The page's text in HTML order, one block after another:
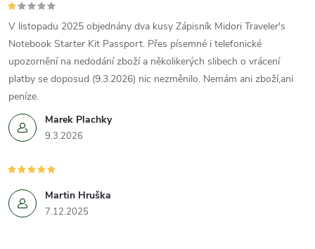
Marek Plachky
9.3.2026
V listopadu 2025 objednány dva kusy Zápisník Midori Traveler's
Notebook Starter Kit Passport. Přes písemné i telefonické
upozornění na nedodání zboží a několikerých slibech o vrácení
platby se doposud (9.3.2026) nic nezměnilo. Nemám ani zboží,ani
peníze.
Martin Hruška
7.12.2025